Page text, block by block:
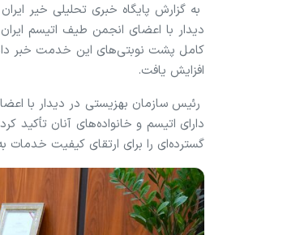
به گزارش پایگاه خبری تحلیلی خیر
دیدار با اعضای انجمن طیف اتیسم
افزایش یافت.
رئیس سازمان بهزیستی در دیدار با
دارای اتیسم و خانواده‌های آنان
گسترده‌ای را برای ارتقای کیفیت خدمات